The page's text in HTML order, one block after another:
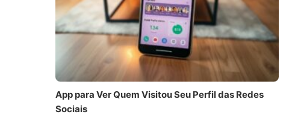
App para Ver Quem Visitou Seu Perfil das Redes
Sociais